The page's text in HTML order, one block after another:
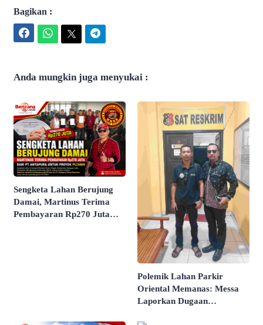
Bagikan :
Anda mungkin juga menyukai :
Sengketa Lahan Berujung
Damai, Martinus Terima
Pembayaran Rp270 Juta
Polemik Lahan Parkir
Oriental Memanas: Messa
Laporkan Dugaan